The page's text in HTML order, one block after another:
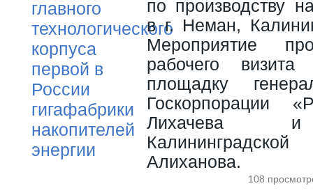
по производству
в г. Неман,
Мероприятие
рабочего
площадку
Госкорпорации
Лихачева и
Алиханова.
108